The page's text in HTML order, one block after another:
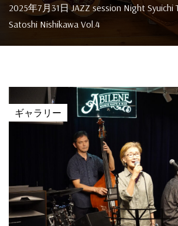
2025年7月31日 JAZZ session Night Syuichi
Satoshi Nishikawa Vol.4
ギャラリー